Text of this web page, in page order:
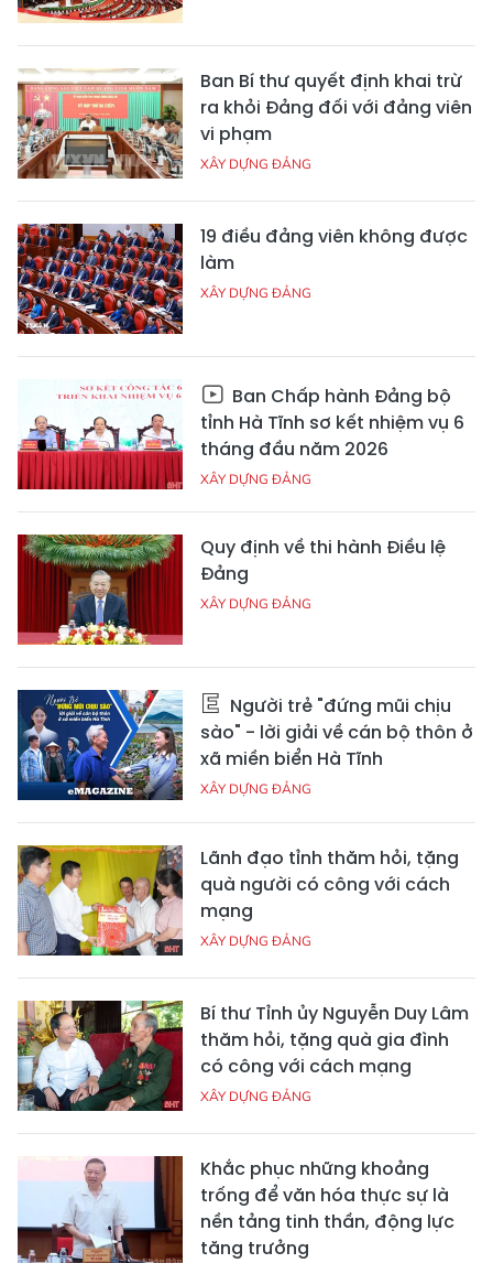
Ban Bí thư quyết định khai trừ
ra khỏi Đảng đối với đảng viên
vi phạm
XÂY DỰNG ĐẢNG
19 điều đảng viên không được
làm
XÂY DỰNG ĐẢNG
Ban Chấp hành Đảng bộ
tỉnh Hà Tĩnh sơ kết nhiệm vụ 6
tháng đầu năm 2026
XÂY DỰNG ĐẢNG
Quy định về thi hành Điều lệ
Đảng
XÂY DỰNG ĐẢNG
Người trẻ "đứng mũi chịu
sào" - lời giải về cán bộ thôn ở
xã miền biển Hà Tĩnh
XÂY DỰNG ĐẢNG
Lãnh đạo tỉnh thăm hỏi, tặng
quà người có công với cách
mạng
XÂY DỰNG ĐẢNG
Bí thư Tỉnh ủy Nguyễn Duy Lâm
thăm hỏi, tặng quà gia đình
có công với cách mạng
XÂY DỰNG ĐẢNG
Khắc phục những khoảng
trống để văn hóa thực sự là
nền tảng tinh thần, động lực
tăng trưởng